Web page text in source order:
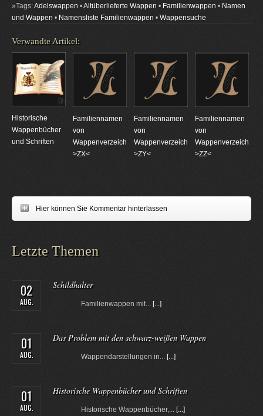
»Tags:Adelswappen •Altüberlieferte Wappen • Familienwappen • Namen
und Wappen • Namensliste Familienwappen • Wappensuche
Verwandte Artikel:
Historische
Wappenbücher
und Schriften
Familiennamen
von
Wappenverzeichnungen
>ZX<
Familiennamen
von
Wappenverzeichnungen
>ZY<
Familiennamen
von
>ZZ<
Hier können Sie Kommentar hinterlassen
Letzte Themen
02
AUG.
Schildhalter
Familienwappen mit... [...]
01
AUG.
Das Problem mit den schwarz-weißen Wappen
Wappendarstellungen in... [...]
01
AUG.
Historische Wappenbücher und Schriften
Historische Wappenbücher,... [...]